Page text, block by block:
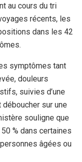
au cours du tri
récents, les
dans les 42
symptômes tant
douleurs
suivies d’une
sur une
souligne que
% dans certaines
âgées ou